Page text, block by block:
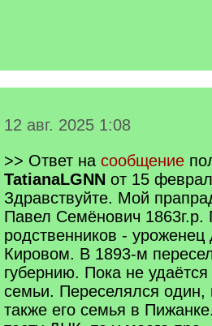
12 авг. 2025 1:08
>> Ответ на сообщение
TatianaLGNN от 15
Здравствуйте. Мой
Павел Семёнович
родственников -
Кировом. В 1893-м
губернию. Пока не
семьи. Переселялся
также его семья в